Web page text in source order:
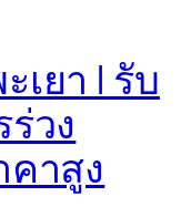
เยา | รับ
วง
าสูง